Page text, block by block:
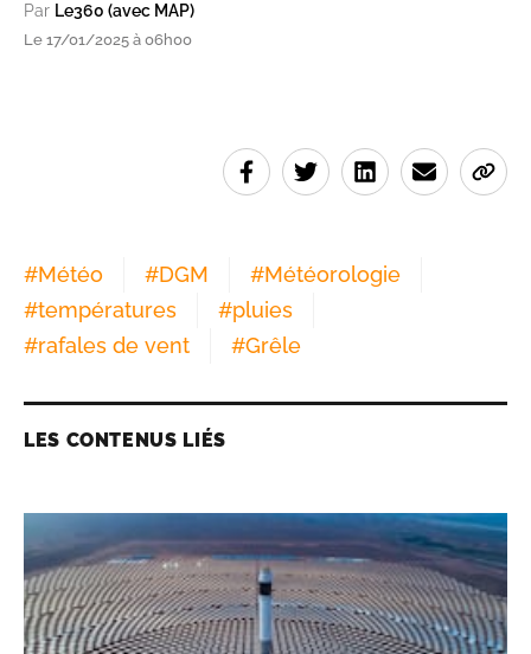
Par Le360 (avec MAP)
Le 17/01/2025 à 06h00
#Météo #DGM #Météorologie
#températures #pluies
#rafales de vent #Grêle
LES CONTENUS LIÉS